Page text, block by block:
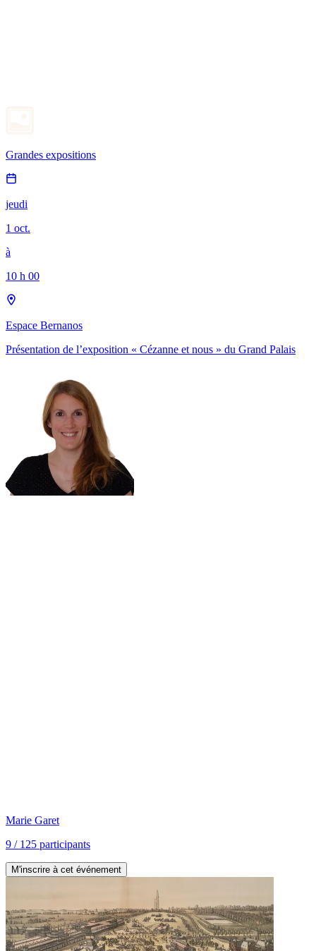
Grandes expositions
jeudi
1 oct.
à
10 h 00
Espace Bernanos
Présentation de l’exposition « Cézanne et nous » du Grand Palais
Marie Garet
9 / 125 participants
M'inscrire à cet événement